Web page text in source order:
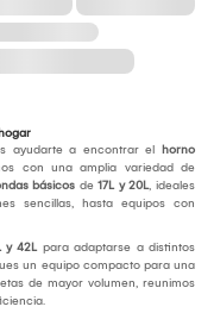
ayudarte a encontrar el horno
con una amplia variedad de
básicos de 17L y 20L, ideales
sencillas, hasta equipos con
y 42Lpara adaptarse a distintos
un equipo compacto para una
de mayor volumen, reunimos